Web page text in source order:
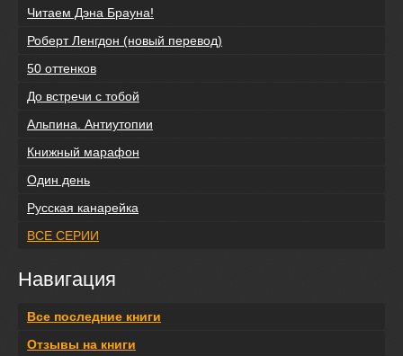
Читаем Дэна Брауна!
Роберт Ленгдон (новый перевод)
50 оттенков
До встречи с тобой
Альпина. Антиутопии
Книжный марафон
Один день
Русская канарейка
ВСЕ СЕРИИ
Навигация
Все последние книги
Отзывы на книги